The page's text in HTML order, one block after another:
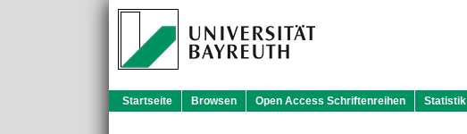
Startseite Browsen Open Access Schriftenreihen Statistik